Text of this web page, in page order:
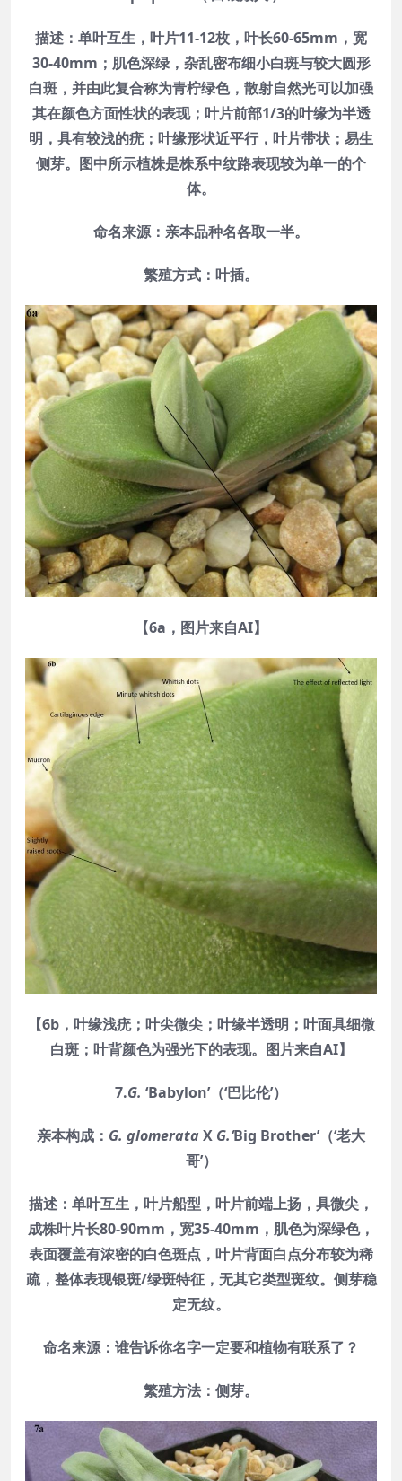
描述：单叶互生，叶片11-12枚，叶长60-65mm，宽
30-40mm；肌色深绿，杂乱密布细小白斑与较大圆形
白斑，并由此复合称为青柠绿色，散射自然光可以加强
其在颜色方面性状的表现；叶片前部1/3的叶缘为半透
明，具有较浅的疣；叶缘形状近平行，叶片带状；易生
侧芽。图中所示植株是株系中纹路表现较为单一的个
体。
命名来源：亲本品种名各取一半。
繁殖方式：叶插。
【6a，图片来自AI】
【6b，叶缘浅疣；叶尖微尖；叶缘半透明；叶面具细微
白斑；叶背颜色为强光下的表现。图片来自AI】
7.G. ‘Babylon’（‘巴比伦’）
亲本构成： G. glomerata X G.‘Big Brother’（‘老大
哥’）
描述：单叶互生，叶片船型，叶片前端上扬，具微尖，
成株叶片长80-90mm，宽35-40mm，肌色为深绿色，
表面覆盖有浓密的白色斑点，叶片背面白点分布较为稀
疏，整体表现银斑/绿斑特征，无其它类型斑纹。侧芽稳
定无纹。
命名来源：谁告诉你名字一定要和植物有联系了？
繁殖方法：侧芽。